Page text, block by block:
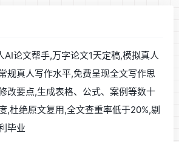
论文帮手,万字论文1天定稿,模拟真人
规真人写作水平,免费呈现全文写作思
改要点,生成表格、公式、案例等数十
,杜绝原文复用,全文查重率低于20%,剔
毕业